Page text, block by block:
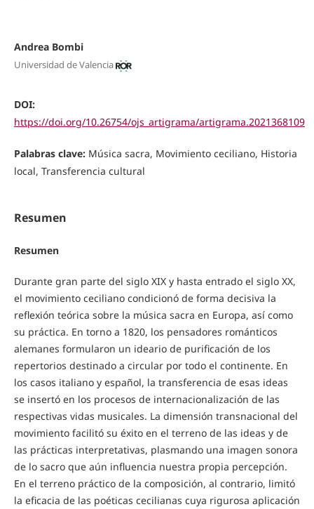
Andrea Bombi
Universidad de Valencia
DOI:
https://doi.org/10.26754/ojs_artigrama/artigrama.2021368109
Palabras clave: Música sacra, Movimiento ceciliano, Historia
local, Transferencia cultural
Resumen
Resumen
Durante gran parte del siglo XIX y hasta entrado el siglo XX,
el movimiento ceciliano condicionó de forma decisiva la
reflexión teórica sobre la música sacra en Europa, así como
su práctica. En torno a 1820, los pensadores románticos
alemanes formularon un ideario de purificación de los
repertorios destinado a circular por todo el continente. En
los casos italiano y español, la transferencia de esas ideas
se insertó en los procesos de internacionalización de las
respectivas vidas musicales. La dimensión transnacional del
movimiento facilitó su éxito en el terreno de las ideas y de
las prácticas interpretativas, plasmando una imagen sonora
de lo sacro que aún influencia nuestra propia percepción.
En el terreno práctico de la composición, al contrario, limitó
la eficacia de las poéticas cecilianas cuya rigurosa aplicación